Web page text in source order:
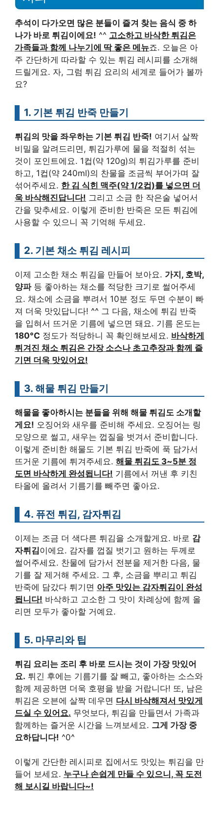
추석이 다가오면 많은 분들이 즐겨 찾는 음식 중 하
나가 바로 튀김이에요! ^^ 고소하고 바삭한 튀김은
가족들과 함께 나누기에 딱 좋은 메뉴죠. 오늘은 아
주 간단하게 따라할 수 있는 튀김 레시피를 소개해
드릴게요. 자, 그럼 튀김 요리의 세계로 들어가 볼까
요?
1. 기본 튀김 반죽 만들기
튀김의 맛을 좌우하는 기본 튀김 반죽! 여기서 살짝
비밀을 알려드리면, 튀김가루에 물을 적절히 섞는
것이 포인트에요. 1컵(약 120g)의 튀김가루를 준비
하고, 1컵(약 240ml)의 찬물을 조금씩 부어가며 잘
섞어주세요. 한 김 식힌 맥주(약 1/2컵)를 넣으면 더
욱 바삭해진답니다! 그리고 소금 한 작은술 넣어서
간을 맞추세요. 이렇게 준비한 반죽은 모든 튀김에
사용할 수 있으니 꼭 기억해 두세요.
2. 기본 채소 튀김 레시피
이제 고소한 채소 튀김을 만들어 보아요. 가지, 호박,
양파등 좋아하는 채소를 적당한 크기로 썰어주세
요. 채소에 소금을 뿌려서 10분 정도 두면 수분이 빠
져 더욱 맛있답니다! ^^ 그 다음, 채소에 튀김 반죽
을 입혀서 뜨거운 기름에 넣으면 돼요. 기름 온도는
180°C 정도가 적당하니 꼭 확인해보세요. 바삭하게
튀겨진 채소 튀김은 간장 소스나 초고추장과 함께 즐
기면 더욱 맛있어요!
3. 해물 튀김 만들기
해물을 좋아하시는 분들을 위해 해물 튀김도 소개할
게요! 오징어와 새우를 준비해 주세요. 오징어는 링
모양으로 썰고, 새우는 껍질을 벗겨서 준비합니다.
이렇게 준비한 해물도 기본 튀김 반죽에 푹 담가서
뜨거운 기름에 튀겨주세요. 해물 튀김도 3~5분 정
도면 바삭하게 완성됩니다! 기름에서 꺼낸 후 키친
타올에 올려서 기름기를 빼주면 좋아요.
4. 퓨전 튀김, 감자튀김
이제는 조금 더 색다른 튀김을 소개할게요. 바로 감
자튀김이에요. 감자를 껍질 벗기고 원하는 두께로
썰어주세요. 찬물에 담가서 전분을 제거한 다음, 물
기를 잘 제거해 주세요. 그 후, 소금을 뿌리고 튀김
반죽에 담갔다 튀기면 아주 맛있는 감자튀김이 완성
됩니다! 바삭하고 고소한 그 맛이 차례상에 함께 올
리면 모두가 좋아할 거예요.
5. 마무리와 팁
튀김 요리는 조리 후 바로 드시는 것이 가장 맛있어
요. 튀긴 후에는 기름기를 잘 빼고, 좋아하는 소스와
함께 제공하면 더욱 호평을 받을 거랍니다! 또, 남은
튀김은 오븐에 살짝 데우면 다시 바삭해져서 맛있게
드실 수 있어요. 무엇보다, 튀김을 만들면서 가족과
함께하는 즐거운 시간을 느껴보세요. 그게 가장 중
요하답니다! ^0^
이렇게 간단한 레시피로 집에서도 맛있는 튀김을 만
들어 보세요. 누구나 손쉽게 만들 수 있으니, 꼭 도전
해 보시길 바랍니다~!